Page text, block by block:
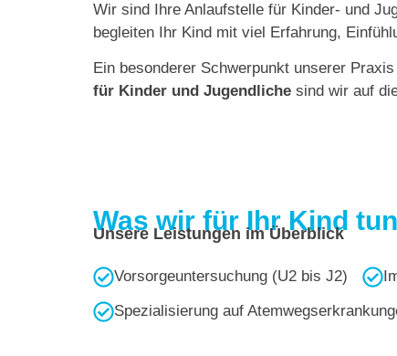
Wir sind Ihre Anlaufstelle für Kinder- und
begleiten Ihr Kind mit viel Erfahrung,
Ein besonderer Schwerpunkt unserer
für Kinder und Jugendliche sind wir auf
Was wir für Ihr Kind tun
Unsere Leistungen im Überblick
Vorsorgeuntersuchung (U2 bis J2)
Spezialisierung auf